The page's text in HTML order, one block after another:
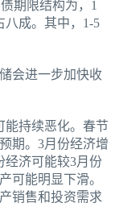
期限结构为，1
八成。其中，1-5
会进一步加快收
能持续恶化。春节
期。3月份经济增
经济可能较3月份
可能明显下滑。
销售和投资需求